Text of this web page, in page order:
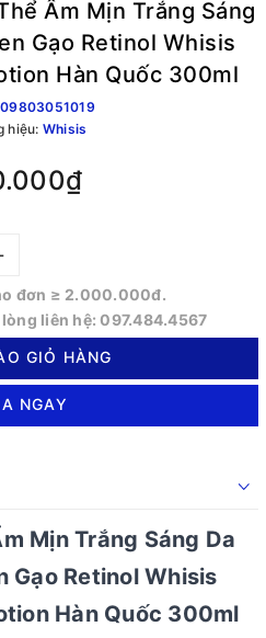
Ẩm Mịn Trắng Sáng
Gạo Retinol Whisis
Hàn Quốc 300ml
hiệu: Whisis
đơn ≥ 2.000.000đ.
liên hệ: 097.484.4567
GIỎ HÀNG
NGAY
Mịn Trắng Sáng Da
Gạo Retinol Whisis
Hàn Quốc 300ml